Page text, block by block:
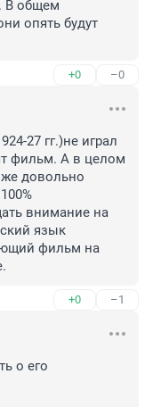
В общем
опять будут
+0 –0
27 гг.)не играл
фильм. А в целом
довольно
внимание на
язык
фильм на
+0 –1
о его